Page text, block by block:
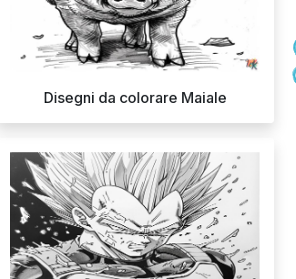
Disegni da colorare Maiale